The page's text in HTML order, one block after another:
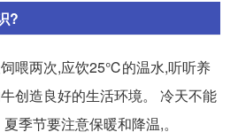
?
喂两次,应饮25℃的温水,听听养
创造良好的生活环境。 冷天不能
季节要注意保暖和降温,。